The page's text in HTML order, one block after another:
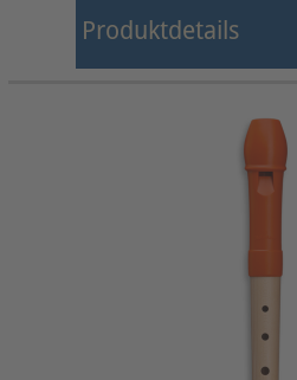
Produktdetails